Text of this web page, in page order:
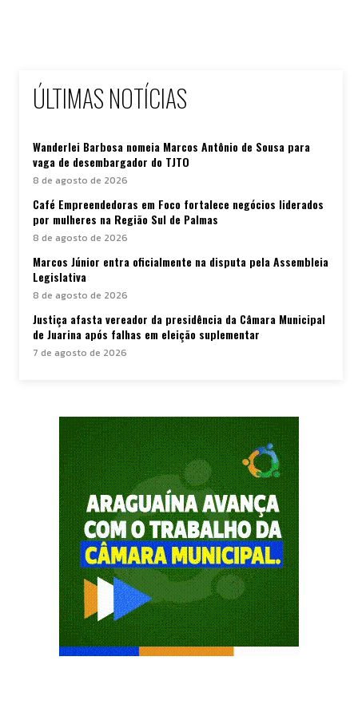
ÚLTIMAS NOTÍCIAS
Wanderlei Barbosa nomeia Marcos Antônio de Sousa para
vaga de desembargador do TJTO
8 de agosto de 2026
Café Empreendedoras em Foco fortalece negócios liderados
por mulheres na Região Sul de Palmas
8 de agosto de 2026
Marcos Júnior entra oficialmente na disputa pela Assembleia
Legislativa
8 de agosto de 2026
Justiça afasta vereador da presidência da Câmara Municipal
de Juarina após falhas em eleição suplementar
7 de agosto de 2026